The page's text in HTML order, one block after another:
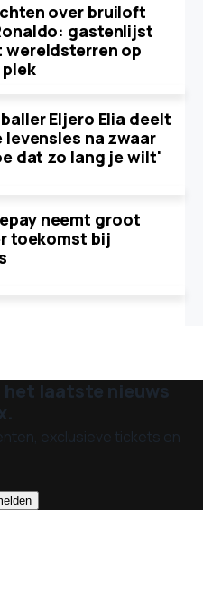
over bruiloft
gastenlijst
wereldsterren op
Eljero Elia deelt
na zwaar
dat zo lang je wilt'
neemt groot
toekomst bij
het laatste nieuws
exclusieve tickets en